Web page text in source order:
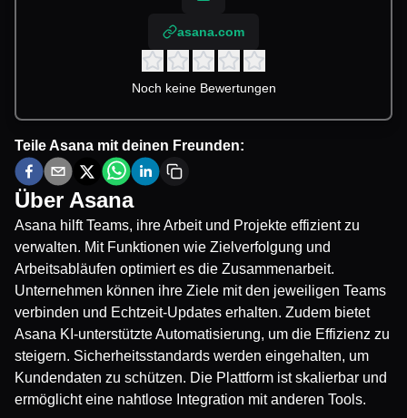
asana.com
Noch keine Bewertungen
TeileAsana mit deinen Freunden:
Über Asana
Asana hilft Teams, ihre Arbeit und Projekte effizient zu
verwalten. Mit Funktionen wie Zielverfolgung und
Arbeitsabläufen optimiert es die Zusammenarbeit.
Unternehmen können ihre Ziele mit den jeweiligen Teams
verbinden und Echtzeit-Updates erhalten. Zudem bietet
Asana KI-unterstützte Automatisierung, um die Effizienz zu
steigern. Sicherheitsstandards werden eingehalten, um
Kundendaten zu schützen. Die Plattform ist skalierbar und
ermöglicht eine nahtlose Integration mit anderen Tools.